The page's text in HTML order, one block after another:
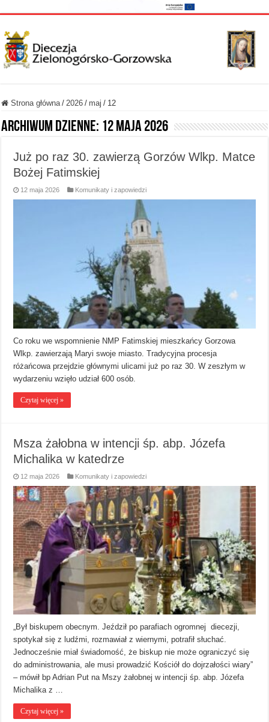
Strona główna / 2026 / maj / 12
Archiwum dzienne: 12 maja 2026
Już po raz 30. zawierzą Gorzów Wlkp. Matce
Bożej Fatimskiej
12 maja 2026 Komunikaty i zapowiedzi
Co roku we wspomnienie NMP Fatimskiej mieszkańcy Gorzowa
Wlkp. zawierzają Maryi swoje miasto. Tradycyjna procesja
różańcowa przejdzie głównymi ulicami już po raz 30. W zeszłym w
wydarzeniu wzięło udział 600 osób.
Czytaj więcej »
Msza żałobna w intencji śp. abp. Józefa
Michalika w katedrze
12 maja 2026 Komunikaty i zapowiedzi
„Był biskupem obecnym. Jeździł po parafiach ogromnej diecezji,
spotykał się z ludźmi, rozmawiał z wiernymi, potrafił słuchać.
Jednocześnie miał świadomość, że biskup nie może ograniczyć się
do administrowania, ale musi prowadzić Kościół do dojrzałości wiary”
– mówił bp Adrian Put na Mszy żałobnej w intencji śp. abp. Józefa
Michalika z …
Czytaj więcej »